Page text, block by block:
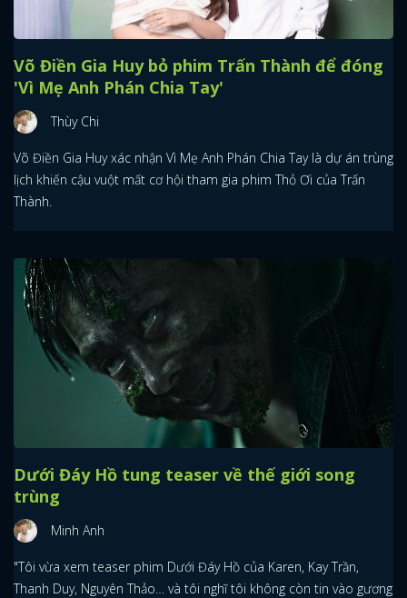
Võ Điền Gia Huy bỏ phim Trấn Thành để đóng
'Vì Mẹ Anh Phán Chia Tay'
Thùy Chi
Võ Điền Gia Huy xác nhận Vì Mẹ Anh Phán Chia Tay là dự án trùng
lịch khiến cậu vuột mất cơ hội tham gia phim Thỏ Ơi của Trấn
Thành.
Dưới Đáy Hồ tung teaser về thế giới song
trùng
Minh Anh
"Tôi vừa xem teaser phim Dưới Đáy Hồ của Karen, Kay Trần,
Thanh Duy, Nguyên Thảo… và tôi nghĩ tôi không còn tin vào gương